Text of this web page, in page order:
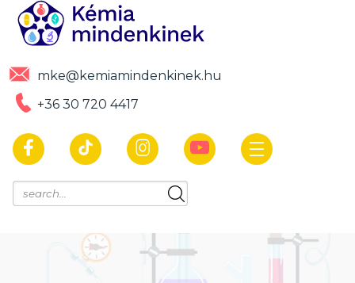
mke@kemiamindenkinek.hu
+36 30 720 4417